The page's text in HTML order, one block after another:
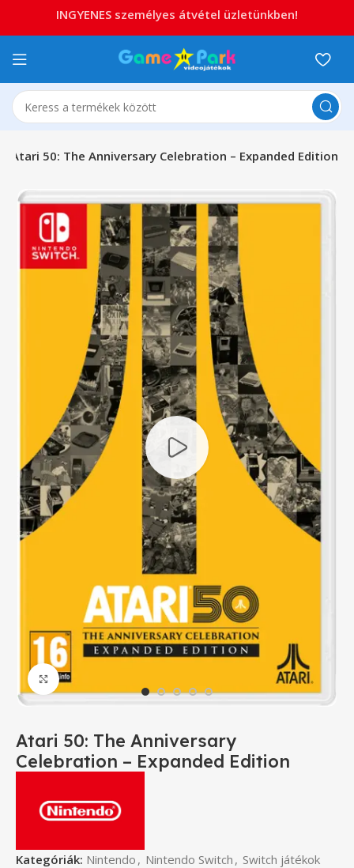
Atari 50: The Anniversary Celebration – Expanded Edition
Click to enlarge
Atari 50: The Anniversary
Celebration – Expanded Edition
Kategóriák: Nintendo , Nintendo Switch , Switch játékok
INGYENES személyes átvétel üzletünkben!